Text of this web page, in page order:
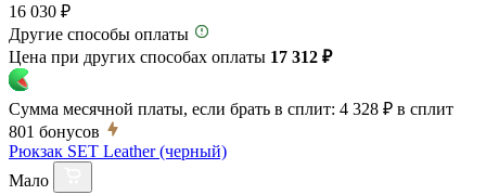
16 030 ₽
Другие способы оплаты
Цена при других способах оплаты 17 312 ₽
Сумма месячной платы, если брать в сплит: 4 328 ₽ в сплит
801 бонусов
Рюкзак SET Leather (черный)
Мало